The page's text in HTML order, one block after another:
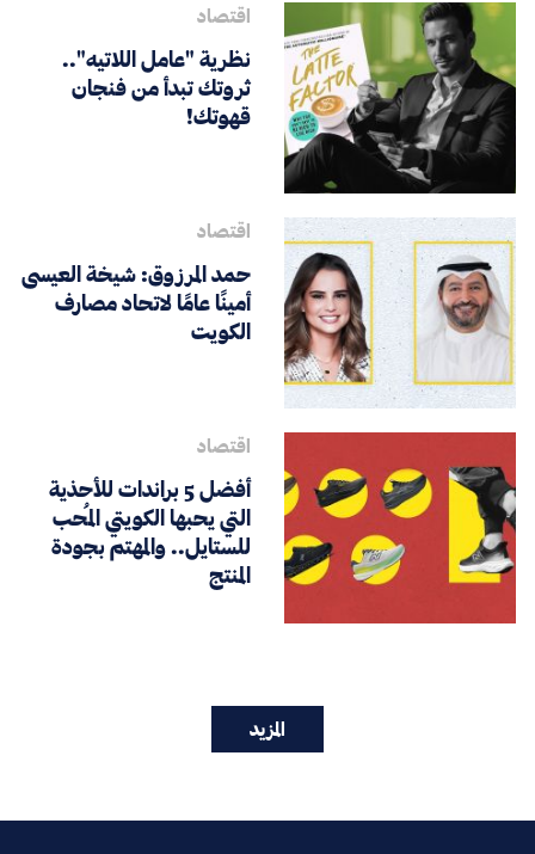
اقتصاد
نظرية "عامل اللاتيه"..
ثروتك تبدأ من فنجان
قهوتك!
اقتصاد
حمد المرزوق: شيخة العيسى
أمينًا عامًا لاتحاد مصارف
الكويت
اقتصاد
أفضل 5 براندات للأحذية
التي يحبها الكويتي المُحب
للستايل.. والمهتم بجودة
المنتج
المزيد